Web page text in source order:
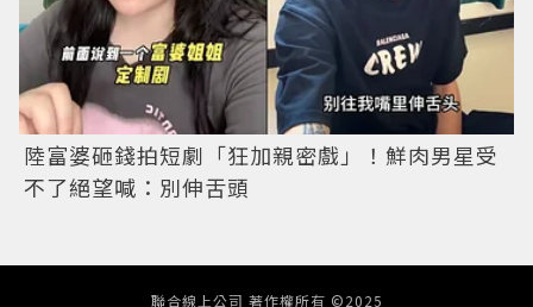
陸富婆砸錢拍短劇「狂加親密戲」！鮮肉男星受
不了絕望喊：別伸舌頭
聯合線上公司 著作權所有 ©2025